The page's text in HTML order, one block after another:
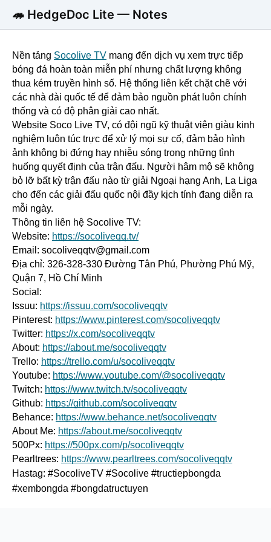
🦔 HedgeDoc Lite — Notes
Nền tảng Socolive TV mang đến dịch vụ xem trực tiếp
bóng đá hoàn toàn miễn phí nhưng chất lượng không
thua kém truyền hình số. Hệ thống liên kết chặt chẽ với
các nhà đài quốc tế để đảm bảo nguồn phát luôn chính
thống và có độ phân giải cao nhất.
Website Soco Live TV, có đội ngũ kỹ thuật viên giàu kinh
nghiệm luôn túc trực để xử lý mọi sự cố, đảm bảo hình
ảnh không bị đứng hay nhiễu sóng trong những tình
huống quyết định của trận đấu. Người hâm mộ sẽ không
bỏ lỡ bất kỳ trận đấu nào từ giải Ngoại hạng Anh, La Liga
cho đến các giải đấu quốc nội đầy kịch tính đang diễn ra
mỗi ngày.
Thông tin liên hệ Socolive TV:
Website: https://socoliveqq.tv/
Email: socoliveqqtv@gmail.com
Địa chỉ: 326-328-330 Đường Tân Phú, Phường Phú Mỹ,
Quận 7, Hồ Chí Minh
Social:
Issuu: https://issuu.com/socoliveqqtv
Pinterest: https://www.pinterest.com/socoliveqqtv
Twitter: https://x.com/socoliveqqtv
About: https://about.me/socoliveqqtv
Trello: https://trello.com/u/socoliveqqtv
Youtube: https://www.youtube.com/@socoliveqqtv
Twitch: https://www.twitch.tv/socoliveqqtv
Github: https://github.com/socoliveqqtv
Behance: https://www.behance.net/socoliveqqtv
About Me: https://about.me/socoliveqqtv
500Px: https://500px.com/p/socoliveqqtv
Pearltrees: https://www.pearltrees.com/socoliveqqtv
Hastag: #SocoliveTV #Socolive #tructiepbongda
#xembongda #bongdatructuyen